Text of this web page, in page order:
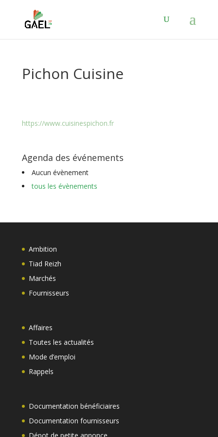
Pichon Cuisine
https://www.cuisinespichon.fr
Agenda des événements
Aucun évènement
tous les évènements
Ambition
Tiad Reizh
Marchés
Fournisseurs
Affaires
Toutes les actualités
Mode d’emploi
Rappels
Documentation bénéficiaires
Documentation fournisseurs